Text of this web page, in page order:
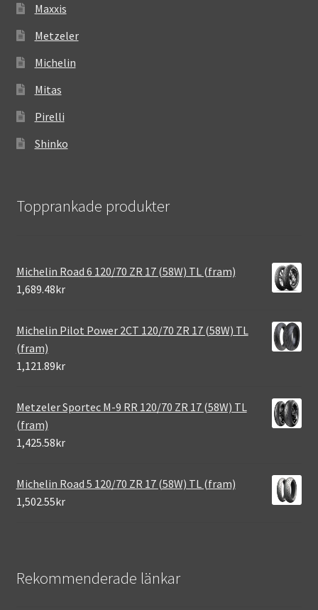
Maxxis
Metzeler
Michelin
Mitas
Pirelli
Shinko
Topprankade produkter
Michelin Road 6 120/70 ZR 17 (58W) TL (fram)
1,689.48kr
Michelin Pilot Power 2CT 120/70 ZR 17 (58W) TL
(fram)
1,121.89kr
Metzeler Sportec M-9 RR 120/70 ZR 17 (58W) TL
(fram)
1,425.58kr
Michelin Road 5 120/70 ZR 17 (58W) TL (fram)
1,502.55kr
Rekommenderade länkar